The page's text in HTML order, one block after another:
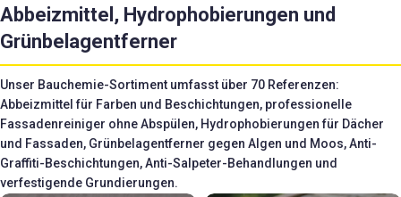
Abbeizmittel, Hydrophobierungen und
Grünbelagentferner
Unser Bauchemie-Sortiment umfasst über 70 Referenzen:
Abbeizmittel für Farben und Beschichtungen, professionelle
Fassadenreiniger ohne Abspülen, Hydrophobierungen für Dächer
und Fassaden, Grünbelagentferner gegen Algen und Moos, Anti-
Graffiti-Beschichtungen, Anti-Salpeter-Behandlungen und
verfestigende Grundierungen.
Algizide &
Biozide
für dächer